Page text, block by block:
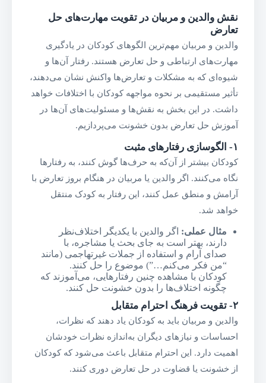
نقش والدین و مربیان در تقویت مهارت‌های حل
تعارض
والدین و مربیان مهم‌ترین الگوهای کودکان در یادگیری
مهارت‌های ارتباطی و حل تعارض هستند. رفتار آن‌ها و
شیوه‌ای که به مشکلات و تعارض‌ها واکنش نشان می‌دهند،
تأثیر مستقیمی بر نحوه مواجهه کودکان با اختلافات خواهد
داشت. در این بخش به نقش‌ها و مسئولیت‌های آن‌ها در
آموزش حل تعارض بدون خشونت می‌پردازیم.
۱- الگوسازی رفتارهای مثبت
کودکان بیشتر از آن‌که به حرف‌ها گوش کنند، به رفتارها
نگاه می‌کنند. اگر والدین یا مربیان در هنگام بروز تعارض با
آرامش و منطق عمل کنند، این رفتار به کودک منتقل
خواهد شد.
مثال عملی: اگر والدین با یکدیگر اختلاف‌نظر
دارند، بهتر است به جای بحث یا مشاجره، با
صدای آرام و استفاده از جملات غیرتهاجمی (مانند
“من فکر می‌کنم…”) موضوع را حل کنند.
کودکان با مشاهده چنین رفتارهایی، می‌آموزند که
چگونه اختلاف‌ها را بدون خشونت حل کنند.
۲- تقویت فرهنگ احترام متقابل
والدین و مربیان باید به کودکان یاد دهند که نظرات،
احساسات و نیازهای دیگران به‌اندازه نظرات خودشان
اهمیت دارد. این احترام متقابل باعث می‌شود که کودکان
از خشونت یا قضاوت در حل تعارض دوری کنند.